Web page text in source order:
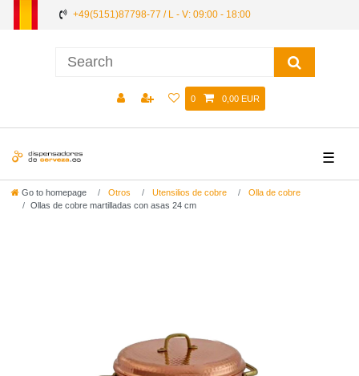
+49(5151)87798-77 / L - V: 09:00 - 18:00
0 0,00 EUR
☰
Go to homepage Otros Utensilios de cobre
Olla de cobre
Ollas de cobre martilladas con asas 24 cm